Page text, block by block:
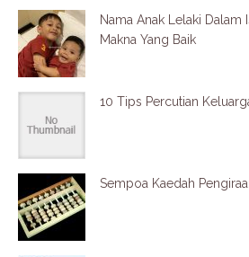
Nama Anak Lelaki
Makna Yang Baik
10 Tips Percutian
Sempoa Kaedah